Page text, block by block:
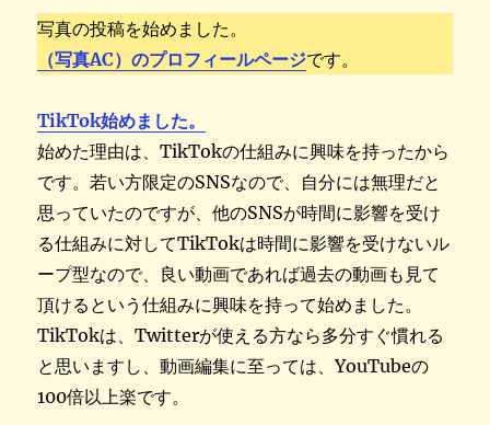
写真の投稿を始めました。
（写真AC）のプロフィールページです。
TikTok始めました。
始めた理由は、TikTokの仕組みに興味を持ったから
です。若い方限定のSNSなので、自分には無理だと
思っていたのですが、他のSNSが時間に影響を受け
る仕組みに対してTikTokは時間に影響を受けないル
ープ型なので、良い動画であれば過去の動画も見て
頂けるという仕組みに興味を持って始めました。
TikTokは、Twitterが使える方なら多分すぐ慣れる
と思いますし、動画編集に至っては、YouTubeの
100倍以上楽です。